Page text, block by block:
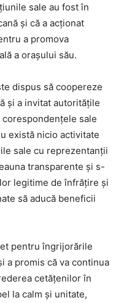
sale au fost în
și că a acționat
a promova
a orașului său.
dispus să coopereze
și a invitat autoritățile
sale
există nicio activitate
sale cu reprezentanții
transparente și s-
legitime de înfrățire și
să aducă beneficii
pentru îngrijorările
a promis că va continua
cetățenilor în
la calm și unitate,